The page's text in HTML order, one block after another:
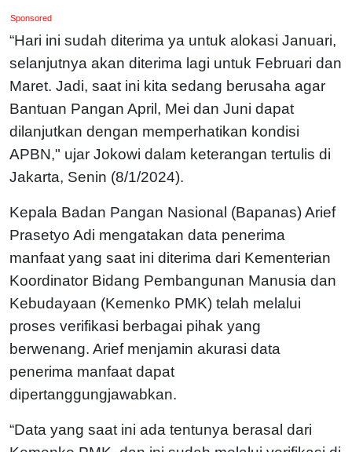
Sponsored
“Hari ini sudah diterima ya untuk alokasi Januari,
selanjutnya akan diterima lagi untuk Februari dan
Maret. Jadi, saat ini kita sedang berusaha agar
Bantuan Pangan April, Mei dan Juni dapat
dilanjutkan dengan memperhatikan kondisi
APBN," ujar Jokowi dalam keterangan tertulis di
Jakarta, Senin (8/1/2024).
Kepala Badan Pangan Nasional (Bapanas) Arief
Prasetyo Adi mengatakan data penerima
manfaat yang saat ini diterima dari Kementerian
Koordinator Bidang Pembangunan Manusia dan
Kebudayaan (Kemenko PMK) telah melalui
proses verifikasi berbagai pihak yang
berwenang. Arief menjamin akurasi data
penerima manfaat dapat
dipertanggungjawabkan.
“Data yang saat ini ada tentunya berasal dari